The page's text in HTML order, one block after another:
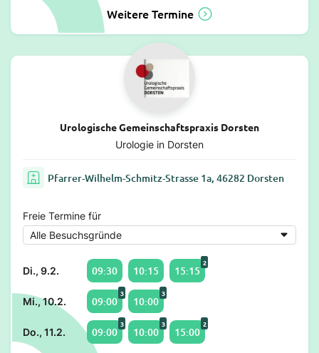
Weitere Termine
Urologische Gemeinschaftspraxis Dorsten
Urologie in Dorsten
Pfarrer-Wilhelm-Schmitz-Strasse 1a, 46282 Dorsten
Freie Termine für
Di., 9.2. 09:30 10:15 15:15
2
Mi., 10.2. 09:00
3
10:00
3
Do., 11.2. 09:00
3
10:00
3
15:00
2